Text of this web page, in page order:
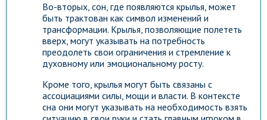
Во-вторых, сон, где появляются крылья, может
быть трактован как символ изменений и
трансформации. Крылья, позволяющие полететь
вверх, могут указывать на потребность
преодолеть свои ограничения и стремление к
духовному или эмоциональному росту.
Кроме того, крылья могут быть связаны с
ассоциациями силы, мощи и власти. В контексте
сна они могут указывать на необходимость взять